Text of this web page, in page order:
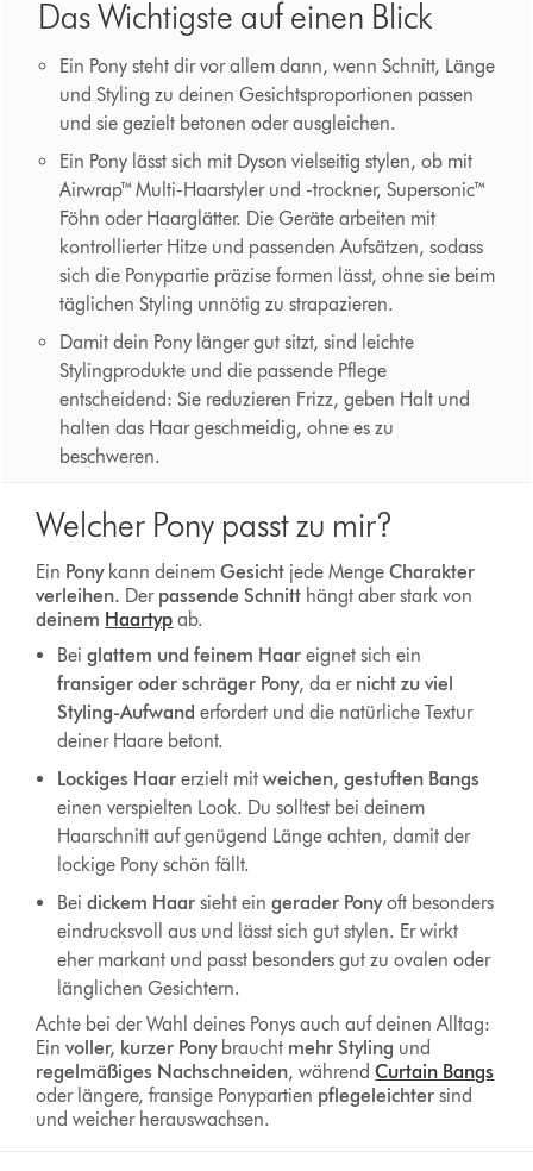
Das Wichtigste auf einen Blick
Ein Pony steht dir vor allem dann, wenn Schnitt, Länge
und Styling zu deinen Gesichtsproportionen passen
und sie gezielt betonen oder ausgleichen.
Ein Pony lässt sich mit Dyson vielseitig stylen, ob mit
Airwrap™ Multi-Haarstyler und -trockner, Supersonic™
Föhn oder Haarglätter. Die Geräte arbeiten mit
kontrollierter Hitze und passenden Aufsätzen, sodass
sich die Ponypartie präzise formen lässt, ohne sie beim
täglichen Styling unnötig zu strapazieren.
Damit dein Pony länger gut sitzt, sind leichte
Stylingprodukte und die passende Pflege
entscheidend: Sie reduzieren Frizz, geben Halt und
halten das Haar geschmeidig, ohne es zu
beschweren.
Welcher Pony passt zu mir?
Ein Ponykann deinemGesicht jede Menge Charakter
verleihen. Derpassende Schnitt hängt aber stark von
deinem Haartyp ab.
Beiglattem und feinem Haar eignet sich ein
fransiger oder schräger Pony, da er nicht zu viel
Styling-Aufwanderfordert und die natürliche Textur
deiner Haare betont.
Lockiges Haarerzielt mitweichen, gestuften Bangs
einen verspielten Look. Du solltest bei deinem
Haarschnitt auf genügend Länge achten, damit der
lockige Pony schön fällt.
Bei dickem Haar sieht eingerader Ponyoft besonders
eindrucksvoll aus und lässt sich gut stylen. Er wirkt
eher markant und passt besonders gut zu ovalen oder
länglichen Gesichtern.
Achte bei der Wahl deines Ponys auch auf deinen Alltag:
Einvoller, kurzer Ponybraucht mehr Styling und
regelmäßiges Nachschneiden, währendCurtain Bangs
oder längere, fransige Ponypartien pflegeleichtersind
und weicher herauswachsen.